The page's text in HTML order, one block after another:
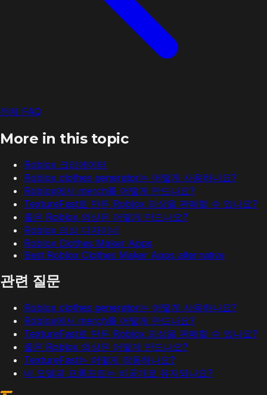
전체 FAQ
More in this topic
Roblox 크리에이터
Roblox clothes generator는 어떻게 사용하나요?
Roblox에서 merch를 어떻게 만드나요?
TextureFast로 만든 Roblox 의상을 판매할 수 있나요?
좋은 Roblox 의상은 어떻게 만드나요?
Roblox 의상 디자이너
Roblox Clothes Maker Apps
Best Roblox Clothes Maker Apps alternative
관련 질문
Roblox clothes generator는 어떻게 사용하나요?
Roblox에서 merch를 어떻게 만드나요?
TextureFast로 만든 Roblox 의상을 판매할 수 있나요?
좋은 Roblox 의상은 어떻게 만드나요?
TextureFast는 어떻게 작동하나요?
내 모델과 프롬프트는 비공개로 유지되나요?